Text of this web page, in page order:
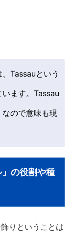
Tassauという
ます。Tassau
ので意味も現
の役割や種
りということは